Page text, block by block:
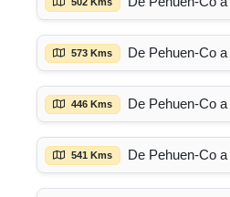
573 Kms De Pehuen-Co a
446 Kms De Pehuen-Co a
541 Kms De Pehuen-Co a